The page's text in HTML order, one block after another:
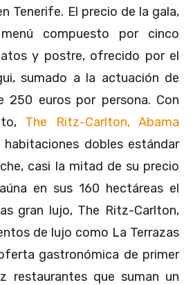
Tenerife. El precio de la gala,
compuesto por cinco
y postre, ofrecido por el
sumado a la actuación de
250 euros por persona. Con
The Ritz-Carlton, Abama
dobles estándar
casi la mitad de su precio
en sus 160 hectáreas el
gran lujo, The Ritz-Carlton,
de lujo como La Terrazas
gastronómica de primer
restaurantes que suman un